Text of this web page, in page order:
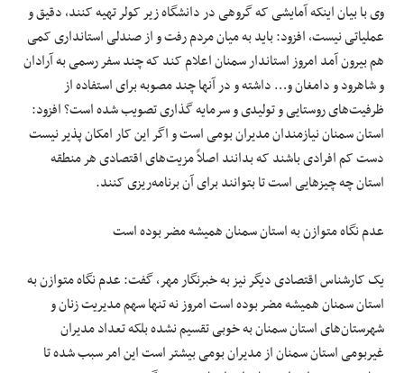
وی با بیان اینکه آمایشی که گروهی در دانشگاه زیر کولر تهیه کنند، دقیق و
عملیاتی نیست، افزود: باید به میان مردم رفت و از صندلی استانداری کمی
هم بیرون آمد امروز استاندار سمنان اعلام کند که چند سفر رسمی بهآرادان
و شاهرود و دامغان و… داشته و در آنها چند مصوبه برای استفاده از
ظرفیت‌های روستایی و تولیدی و سرمایه گذاری تصویب شده است؟ افزود:
استان سمنان نیازمندان مدیران بومی است و اگر این کار امکان پذیر نیست
دست کم افرادی باشند که بدانند اصلاً مزیت‌های اقتصادی هر منطقه
استان چه چیزهایی است تا بتوانند برای آن برنامه‌ریزی کنند.
عدم نگاه متوازن به استان سمنان همیشه مضر بوده است
یک کارشناس اقتصادی دیگر نیز به خبرنگار مهر، گفت: عدم نگاه متوازن به
استان سمنان همیشه مضر بوده است امروز نه تنها سهم مدیریت زنان و
شهرستان‌های استان سمنان به خوبی تقسیم نشده بلکه تعداد مدیران
غیربومی استان سمنان از مدیران بومی بیشتر است این امر سبب شده تا